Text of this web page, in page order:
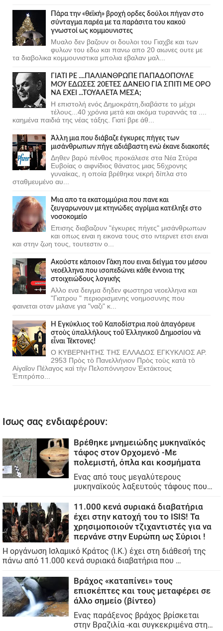
Πάρα την «θεϊκή» βροχή ορδες δούλοι πήγαν στο
σύνταγμα παρέα με τα παράσιτα του κακού
γνωστοί ως κομμουνιστες
Μυαλο δεν βαζουν οι δουλοι του Γιαχβε και των
φυλων του εδω και πανω απο 20 αιωνες ουτε με
τα διαβολικα κομμουνιστικα μπολια εβαλαν μαλ...
ΓΙΑΤΙ ΡΕ ....ΠΑΛΙΑΝΘΡΩΠΕ ΠΑΠΑΔΟΠΟΥΛΕ
ΜΟΥ ΕΔΩΣΕΣ 20ΕΤΕΣ ΔΑΝΕΙΟ ΓΙΑ ΣΠΙΤΙ ΜΕ ΟΡΟ
ΝΑ ΕΧΕΙ ...ΤΟΥΑΛΕΤΑ ΜΕΣΑ;
Η επιστολή ενός Δημοκράτη,διαβάστε το μέχρι
τέλους...40 χρόνια μετά και ακόμα τυραννάς τα ....
καημένα παιδιά της νέας τάξης. Γιατί βρε άθ...
Άλλη μια που διάβαζε έγκυρες πήγες των
μισάνθρωπων πήγε αδιάβαστη ενώ έκανε διακοπές
Δηθεν βαρύ πένθος προκάλεσε στα Νέα Στύρα
Ευβοίας ο αιφνίδιος θάνατος μιας 56χρονης
γυναίκας, η οποία βρέθηκε νεκρή δίπλα στο
σταθμευμένο αυ...
Μια απο τα εκατομμύρια που πανε και
ζευγαρωνουν με κτηνώδες αγρίμια κατέληξε στο
νοσοκομείο
Επισης διαβαζουν "έγκυρες πήγες" μισάνθρωπων
και οπως ειναι η εικονα τους στο ιντερνετ ετσι ειναι
και στην ζωη τους, τουτεστιν ο...
Ακούστε κάποιον Γάκη που ειναι δείγμα του μέσου
νεοέλληνα που ισοπεδώνει κάθε έννοια της
στοιχειώδους λογικής
Αλλο ενα δειγμα δηδεν φωστηρα νεοελληνα και
"Γιατρου " περιορισμενης νοημοσυνης που
φαινεται οταν μιλανε για "ναζι" κ...
Ἡ Ἐγκύκλιος τοῦ Καποδίστρια ποὺ ἀπαγόρευε
στοὺς ὑπαλλήλους τοῦ Ἑλληνικοῦ Δημοσίου νὰ
εἶναι Τέκτονες!
Ο ΚΥΒΕΡΝΗΤΗΣ ΤΗΣ ΕΛΛΑΔΟΣ ΕΓΚΥΚΛΙΟΣ ΑΡ.
2953 Πρὸς τὸ Πανελλήνιον Πρὸς τοὺς κατὰ τὸ
Αἰγαῖον Πέλαγος καὶ τὴν Πελοπόννησον Ἐκτάκτους
Ἐπιτρόπο...